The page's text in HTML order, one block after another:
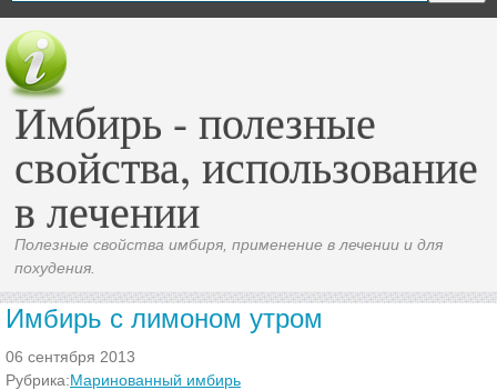
Имбирь - полезные
свойства, использование
в лечении
Полезные свойства имбиря, применение в лечении и для
похудения.
Имбирь с лимоном утром
06 сентября 2013
Рубрика:Маринованный имбирь